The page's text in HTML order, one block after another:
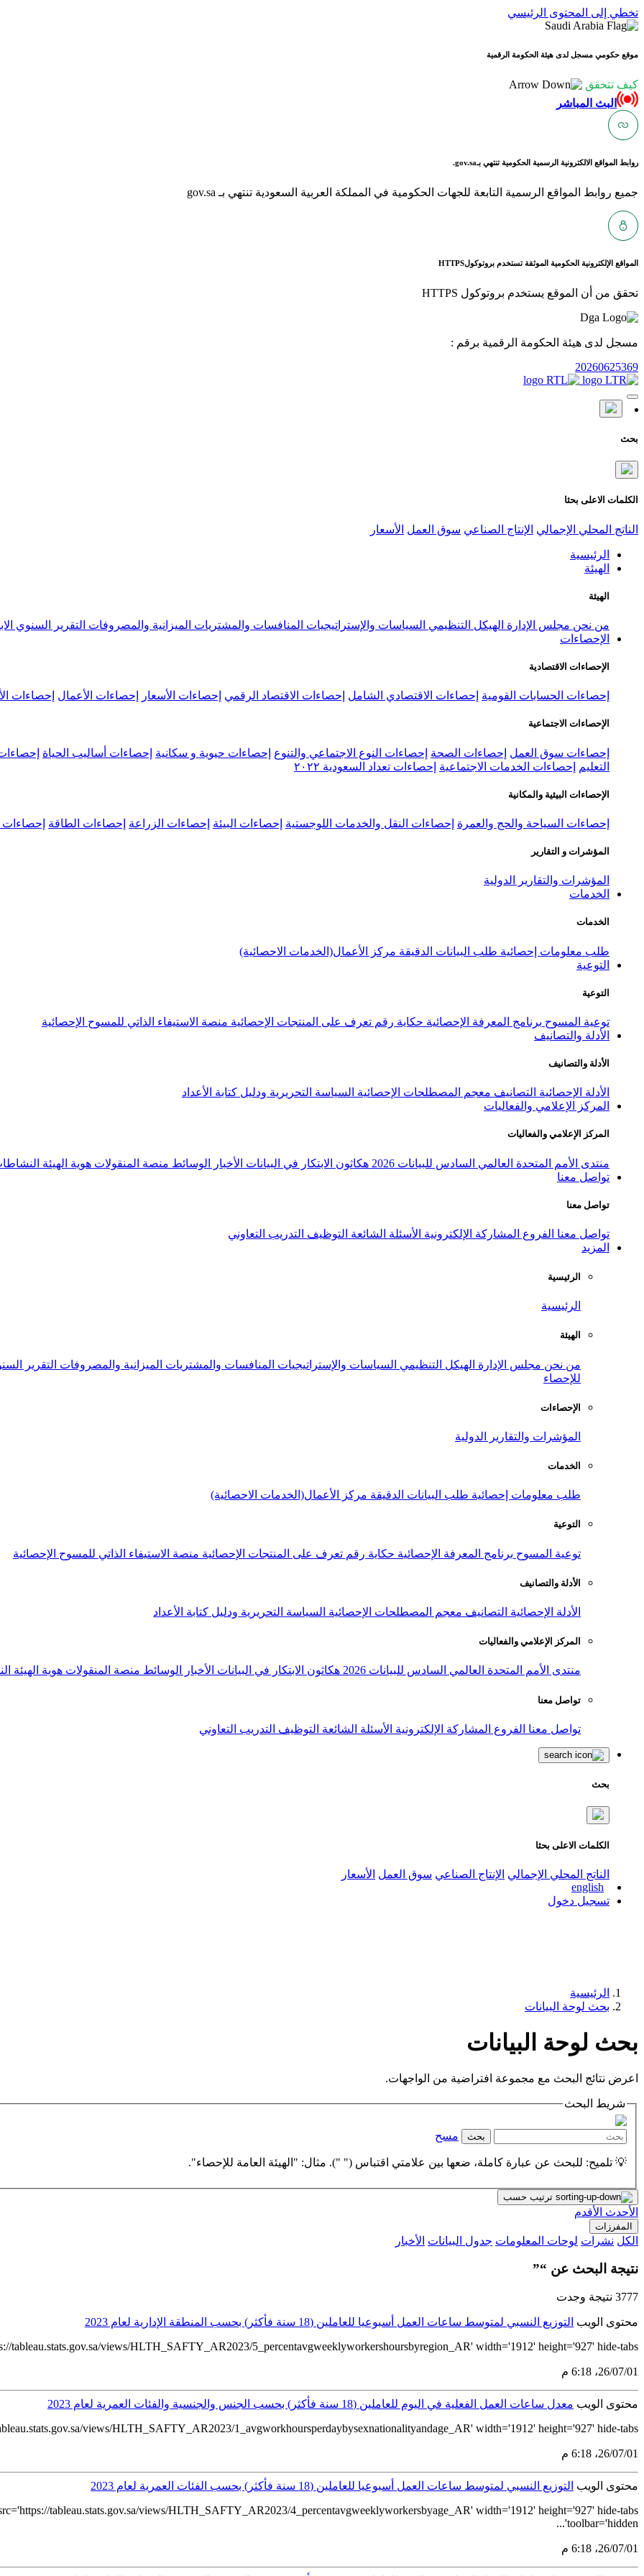
تخطي إلى المحتوى الرئيسي
موقع حكومي مسجل لدى هيئة الحكومة الرقمية
كيف تتحقق
البث المباشر
روابط المواقع الالكترونية الرسمية الحكومية تنتهي بـgov.sa.
جميع روابط المواقع الرسمية التابعة للجهات الحكومية في المملكة العربية السعودية تنتهي بـ gov.sa
المواقع الإلكترونية الحكومية الموثقة تستخدم بروتوكولHTTPS
تحقق من أن الموقع يستخدم بروتوكول HTTPS
مسجل لدى هيئة الحكومة الرقمية برقم :
20260625369
بحث
الكلمات الاعلى بحثا
الناتج المحلي الإجمالي الإنتاج الصناعي سوق العمل الأسعار
الرئيسية
الهيئة
الهيئة
من نحن مجلس الإدارة الهيكل التنظيمي السياسات والإستراتيجيات المنافسات والمشتريات الميزانية والمصروفات التقرير السنوي
الإحصاءات
الإحصاءات الاقتصادية
إحصاءات الحسابات القومية إحصاءات الاقتصادي الشامل إحصاءات الاقتصاد الرقمي إحصاءات الأسعار إحصاءات الأعمال إحصاءات
الإحصاءات الاجتماعية
إحصاءات سوق العمل إحصاءات الصحة إحصاءات النوع الاجتماعي والتنوع إحصاءات حيوية و سكانية إحصاءات أساليب الحياة
التعليم
إحصاءات الخدمات الاجتماعية إحصاءات تعداد السعودية ٢٠٢٢
الإحصاءات البيئية والمكانية
إحصاءات السياحة والحج والعمرة إحصاءات النقل والخدمات اللوجستية إحصاءات البيئة إحصاءات الزراعة إحصاءات الطاقة إحصاءات
المؤشرات و التقارير
المؤشرات والتقارير الدولية
الخدمات
الخدمات
طلب معلومات إحصائية طلب البيانات الدقيقة مركز الأعمال(الخدمات الاحصائية)
التوعية
التوعية
توعية المسوح برنامج المعرفة الإحصائية حكاية رقم تعرف على المنتجات الإحصائية منصة الاستيفاء الذاتي للمسوح الإحصائية
الأدلة والتصانيف
الأدلة والتصانيف
الأدلة الإحصائية التصانيف معجم المصطلحات الإحصائية السياسة التحريرية ودليل كتابة الأعداد
المركز الإعلامي والفعاليات
المركز الإعلامي والفعاليات
منتدى الأمم المتحدة العالمي السادس للبيانات 2026 هكاثون الابتكار في البيانات الأخبار الوسائط منصة المنقولات هوية الهيئة
تواصل معنا
تواصل معنا
تواصل معنا الفروع المشاركة الإلكترونية الأسئلة الشائعة التوظيف التدريب التعاوني
المزيد
الرئيسية
الرئيسية
الهيئة
من نحن مجلس الإدارة الهيكل التنظيمي السياسات والإستراتيجيات المنافسات والمشتريات الميزانية والمصروفات التقرير
للإحصاء
الإحصاءات
المؤشرات والتقارير الدولية
الخدمات
طلب معلومات إحصائية طلب البيانات الدقيقة مركز الأعمال(الخدمات الاحصائية)
التوعية
توعية المسوح برنامج المعرفة الإحصائية حكاية رقم تعرف على المنتجات الإحصائية منصة الاستيفاء الذاتي للمسوح الإحصائية
الأدلة والتصانيف
الأدلة الإحصائية التصانيف معجم المصطلحات الإحصائية السياسة التحريرية ودليل كتابة الأعداد
المركز الإعلامي والفعاليات
منتدى الأمم المتحدة العالمي السادس للبيانات 2026 هكاثون الابتكار في البيانات الأخبار الوسائط منصة المنقولات هوية الهيئة
تواصل معنا
تواصل معنا الفروع المشاركة الإلكترونية الأسئلة الشائعة التوظيف التدريب التعاوني
بحث
الكلمات الاعلى بحثا
الناتج المحلي الإجمالي الإنتاج الصناعي سوق العمل الأسعار
english
تسجيل دخول
الرئيسية
بحث لوحة البيانات
بحث لوحة البيانات
اعرض نتائج البحث مع مجموعة افتراضية من الواجهات.
شريط البحث
بحث مسح
💡 تلميح: للبحث عن عبارة كاملة، ضعها بين علامتي اقتباس (" "). مثال: "الهيئة العامة للإحصاء".
ترتيب حسب
الأحدث الأقدم
المفرزات
الكل نشرات لوحات المعلومات جدول البيانات الأخبار
نتيجة البحث عن “”
3777 نتيجة وجدت
محتوى الويب التوزيع النسبي لمتوسط ساعات العمل أسبوعيا للعاملين (18 سنة فأكثر) بحسب المنطقة الإدارية لعام 2023
views/HLTH_SAFTY_AR2023/5_percentavgweeklyworkershoursbyregion_AR' width='1912' height='927' hide-tabs...
01‏/07‏/26، 6:18 م
محتوى الويب معدل ساعات العمل الفعلية في اليوم للعاملين (18 سنة فأكثر) بحسب الجنس والجنسية والفئات العمرية لعام 2023
views/HLTH_SAFTY_AR2023/1_avgworkhoursperdaybysexnationalityandage_AR' width='1912' height='927' hide-tabs...
01‏/07‏/26، 6:18 م
محتوى الويب التوزيع النسبي لمتوسط ساعات العمل أسبوعيا للعاملين (18 سنة فأكثر) بحسب الفئات العمرية لعام 2023
tableau.stats.gov.sa/views/HLTH_SAFTY_AR2023/4_percentavgweeklyworkersbyage_AR' width='1912' height='927' hide-tabs
toolbar='hidden'...
01‏/07‏/26، 6:18 م